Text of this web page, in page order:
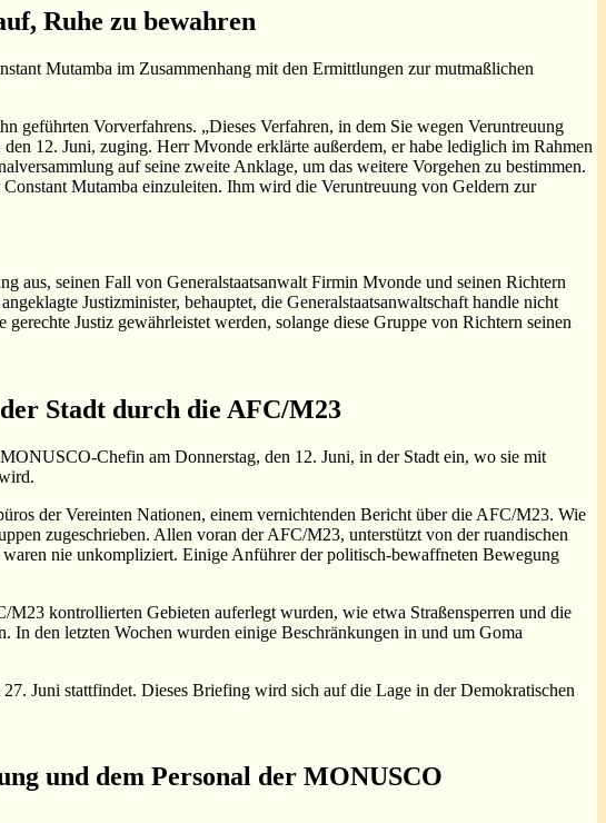
Ruhe zu bewahren
Mutamba im Zusammenhang mit den Ermittlungen zur mutmaßlichen
geführten Vorverfahrens. „Dieses Verfahren, in dem Sie wegen Veruntreuung
12. Juni, zuging. Herr Mvonde erklärte außerdem, er habe lediglich im Rahmen
auf seine zweite Anklage, um das weitere Vorgehen zu bestimmen.
Mutamba einzuleiten. Ihm wird die Veruntreuung von Geldern zur
aus, seinen Fall von Generalstaatsanwalt Firmin Mvonde und seinen Richtern
Justizminister, behauptet, die Generalstaatsanwaltschaft handle nicht
Justiz gewährleistet werden, solange diese Gruppe von Richtern seinen
Stadt durch die AFC/M23
Chefin am Donnerstag, den 12. Juni, in der Stadt ein, wo sie mit
der Vereinten Nationen, einem vernichtenden Bericht über die AFC/M23. Wie
zugeschrieben. Allen voran der AFC/M23, unterstützt von der ruandischen
nie unkompliziert. Einige Anführer der politisch-bewaffneten Bewegung
kontrollierten Gebieten auferlegt wurden, wie etwa Straßensperren und die
In den letzten Wochen wurden einige Beschränkungen in und um Goma
Juni stattfindet. Dieses Briefing wird sich auf die Lage in der Demokratischen
und dem Personal der MONUSCO